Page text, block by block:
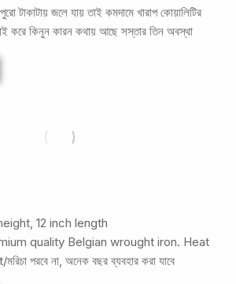
টাকাটায় জলে যায় তাই কমদামে খারাপ কোয়ালিটির
করে কিনুন কারন কথায় আছে সস্তার তিন অবস্থা
12 inch length
quality Belgian wrought iron. Heat
পরবে না, অনেক বছর ব্যবহার করা যাবে